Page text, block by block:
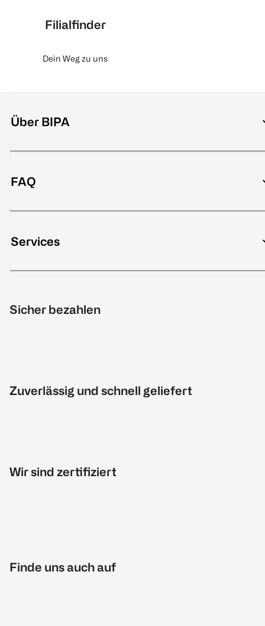
Filialfinder
Dein Weg zu uns
Über BIPA
FAQ
Services
Sicher bezahlen
Zuverlässig und schnell geliefert
Wir sind zertifiziert
Finde uns auch auf